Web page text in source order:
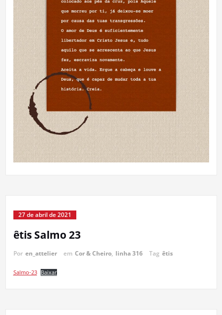
27 de abril de 2021
êtis Salmo 23
Por en_attelier em Cor & Cheiro, linha 316 Tag êtis
Salmo-23 Baixar